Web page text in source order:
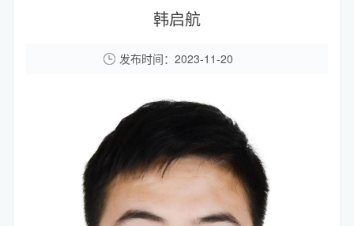
韩启航
发布时间：2023-11-20